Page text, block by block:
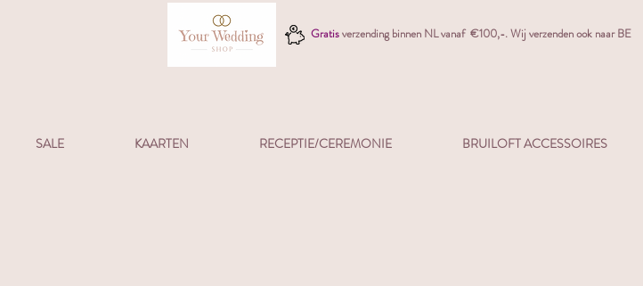
Gratisverzending binnen NL vanaf €100,-. Wij verzenden ook naar BE
SALE KAARTEN RECEPTIE/CEREMONIE BRUILOFT ACCESSOIRES